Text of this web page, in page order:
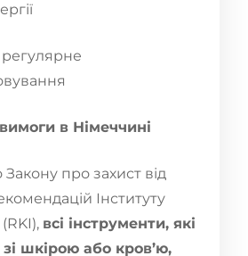
в Німеччині
Закону про захист від
Інституту
всі інструменти, які
шкірою або кров’ю,